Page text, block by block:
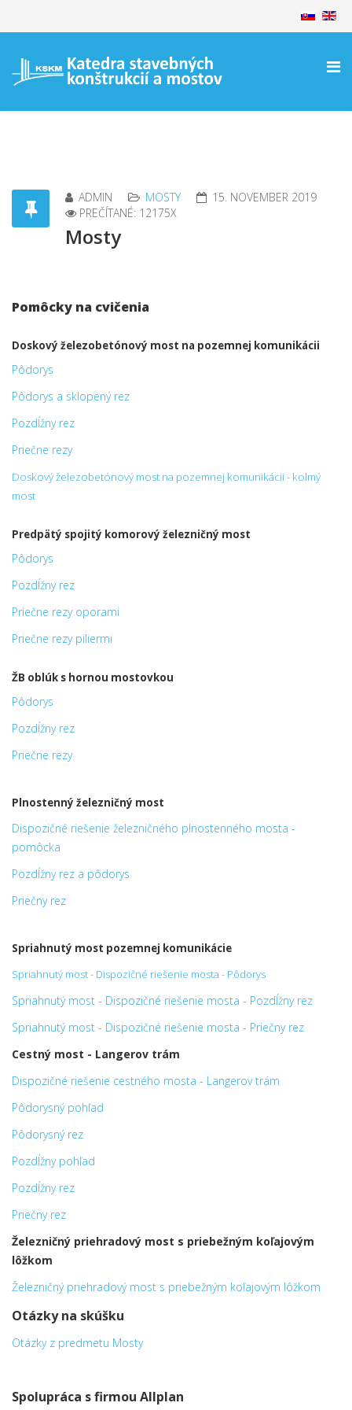
ADMIN MOSTY
15. NOVEMBER 2019
PREČÍTANÉ: 12175X
Mosty
Pomôcky na cvičenia
Doskový železobetónový most na pozemnej komunikácii
Pôdorys
Pôdorys a sklopený rez
Pozdĺžny rez
Priečne rezy
Doskový železobetónový most na pozemnej komunikácii - kolmý
most
Predpätý spojitý komorový železničný most
Pôdorys
Pozdĺžny rez
Priečne rezy oporami
Priečne rezy piliermi
ŽB oblúk s hornou mostovkou
Pôdorys
Pozdĺžny rez
Priečne rezy
Plnostenný železničný most
Dispozičné riešenie železničného plnostenného mosta -
pomôcka
Pozdĺžny rez a pôdorys
Priečny rez
Spriahnutý most pozemnej komunikácie
Spriahnutý most - Dispozičné riešenie mosta - Pôdorys
Spriahnutý most - Dispozičné riešenie mosta - Pozdĺžny rez
Spriahnutý most - Dispozičné riešenie mosta - Priečny rez
Cestný most - Langerov trám
Dispozičné riešenie cestného mosta - Langerov trám
Pôdorysný pohľad
Pôdorysný rez
Pozdĺžny pohľad
Pozdĺžny rez
Priečny rez
Železničný priehradový most s priebežným koľajovým
lôžkom
Železničný priehradový most s priebežným koľajovým lôžkom
Otázky na skúšku
Otázky z predmetu Mosty
Spolupráca s firmou Allplan